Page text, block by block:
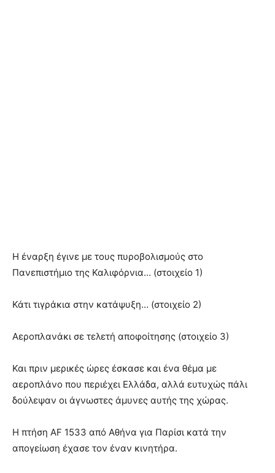
Η έναρξη έγινε με τους πυροβολισμούς στο
Πανεπιστήμιο της Καλιφόρνια… (στοιχείο 1)
Κάτι τιγράκια στην κατάψυξη… (στοιχείο 2)
Αεροπλανάκι σε τελετή αποφοίτησης (στοιχείο 3)
Και πριν μερικές ώρες έσκασε και ένα θέμα με
αεροπλάνο που περιέχει Ελλάδα, αλλά ευτυχώς πάλι
δούλεψαν οι άγνωστες άμυνες αυτής της χώρας.
Η πτήση AF 1533 από Αθήνα για Παρίσι κατά την
απογείωση έχασε τον έναν κινητήρα.